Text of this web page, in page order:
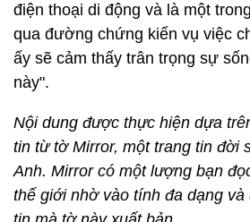
điện thoại di động và là một
qua đường chứng kiến vụ việc
ấy sẽ cảm thấy trân trọng sự
này".
Nội dung được thực hiện dựa
tin từ tờ Mirror, một trang tin đời
Anh. Mirror có một lượng bạn
thế giới nhờ vào tính đa dạng và